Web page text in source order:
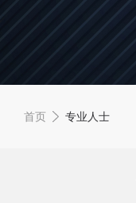
首页 专业人士